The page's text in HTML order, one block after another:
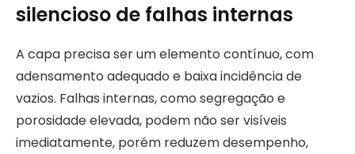
silencioso de falhas internas
A capa precisa ser um elemento contínuo, com
adensamento adequado e baixa incidência de
vazios. Falhas internas, como segregação e
porosidade elevada, podem não ser visíveis
imediatamente, porém reduzem desempenho,